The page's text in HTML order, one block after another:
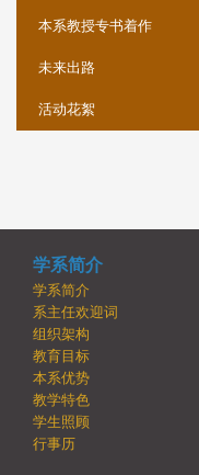
本系教授专书着作
未来出路
活动花絮
学系简介
学系简介
系主任欢迎词
组织架构
教育目标
本系优势
教学特色
学生照顾
行事历